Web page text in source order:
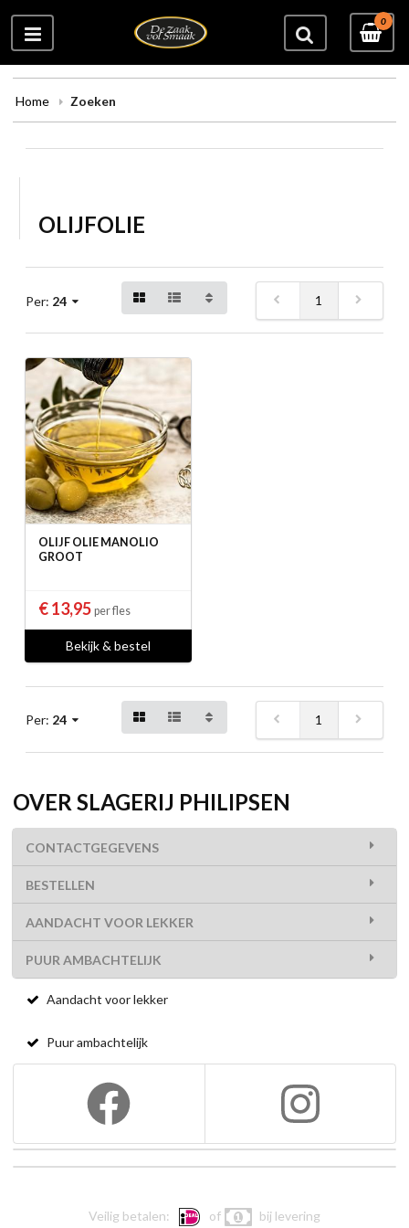
0
Home Zoeken
OLIJFOLIE
Per: 24 1
OLIJF OLIE MANOLIO
GROOT
€ 13,95 per fles
Bekijk & bestel
Per: 24 1
OVER SLAGERIJ PHILIPSEN
CONTACTGEGEVENS
BESTELLEN
AANDACHT VOOR LEKKER
PUUR AMBACHTELIJK
Aandacht voor lekker
Puur ambachtelijk
Veilig betalen: of bij levering